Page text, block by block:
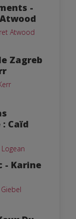
-
Atwood
Zagreb
: Caïd
- Karine